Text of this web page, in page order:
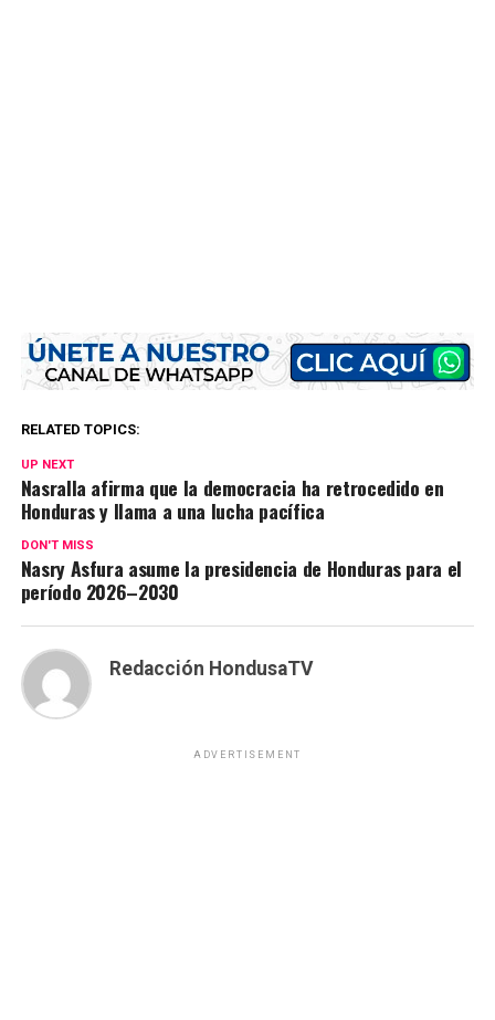
RELATED TOPICS:
UP NEXT
Nasralla afirma que la democracia ha retrocedido en
Honduras y llama a una lucha pacífica
DON'T MISS
Nasry Asfura asume la presidencia de Honduras para el
período 2026–2030
Redacción HondusaTV
ADVERTISEMENT